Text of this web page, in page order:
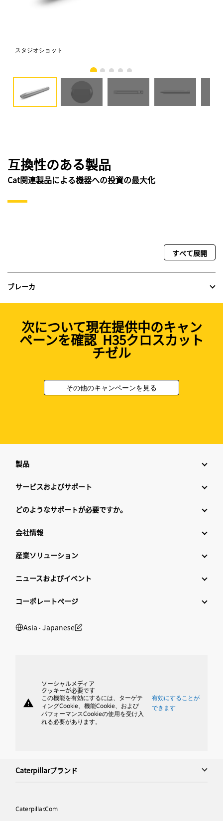
スタジオショット
互換性のある製品
Cat関連製品による機器への投資の最大化
すべて展開
ブレーカ
次について現在提供中のキャン
ペーンを確認 H35クロスカット
チゼル
その他のキャンペーンを見る
製品
サービスおよびサポート
どのようなサポートが必要ですか。
会社情報
産業ソリューション
ニュースおよびイベント
コーポレートページ
Asia ‧ Japanese
warning
ソーシャルメディア
クッキーが必要です
この機能を有効にするには、ターゲテ
ィングCookie、機能Cookie、および
パフォーマンスCookieの使用を受け入
れる必要があります。
有効にすることが
できます
Caterpillarブランド
Caterpillar.com